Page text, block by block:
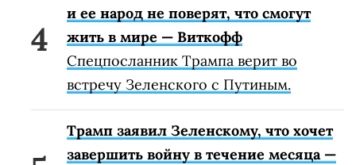
и ее народ не поверят, что смогут
жить в мире — Виткофф
Спецпосланник Трампа верит во
встречу Зеленского с Путиным.
Трамп заявил Зеленскому, что хочет
завершить войну в течение месяца —